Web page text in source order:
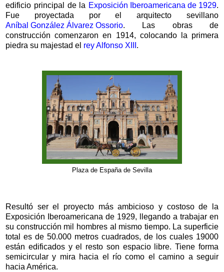
edificio principal de la Exposición Iberoamericana de 1929.
Fue proyectada por el arquitecto sevillano
Aníbal González Álvarez Ossorio. Las obras de
construcción comenzaron en 1914, colocando la primera
piedra su majestad el rey Alfonso XIII .
Plaza de España de Sevilla
Resultó ser el proyecto más ambicioso y costoso de la
Exposición Iberoamericana de 1929, llegando a trabajar en
su construcción mil hombres al mismo tiempo. La superficie
total es de 50.000 metros cuadrados, de los cuales 19000
están edificados y el resto son espacio libre. Tiene forma
semicircular y mira hacia el río como el camino a seguir
hacia América.